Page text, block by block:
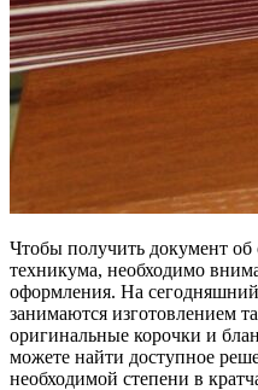
Чтобы получить документ об
техникума, необходимо
оформления. На
занимаются изготовлением
оригинальные корочки и
можете найти доступное
необходимой степени в